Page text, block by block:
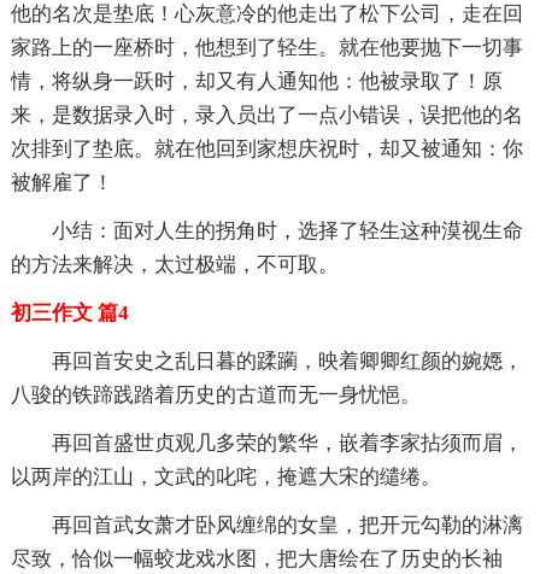
他的名次是垫底！心灰意冷的他走出了松下公司，走在回
家路上的一座桥时，他想到了轻生。就在他要抛下一切事
情，将纵身一跃时，却又有人通知他：他被录取了！原
来，是数据录入时，录入员出了一点小错误，误把他的名
次排到了垫底。就在他回到家想庆祝时，却又被通知：你
被解雇了！
小结：面对人生的拐角时，选择了轻生这种漠视生命
的方法来解决，太过极端，不可取。
初三作文 篇4
再回首安史之乱日暮的蹂躏，映着卿卿红颜的婉嫕，
八骏的铁蹄践踏着历史的古道而无一身忧悒。
再回首盛世贞观几多荣的繁华，嵌着李家拈须而眉，
以两岸的江山，文武的叱咤，掩遮大宋的缱绻。
再回首武女萧才卧风缠绵的女皇，把开元勾勒的淋漓
尽致，恰似一幅蛟龙戏水图，把大唐绘在了历史的长袖